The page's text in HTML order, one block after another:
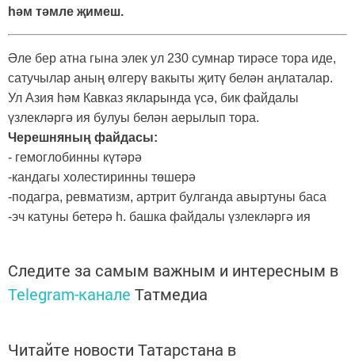
һәм тәмле җимеш.
Әле бер атна гына элек ул 230 сумнар тирәсе тора иде,
сатучылар аның өлгерү вакыты җитү белән аңлаталар.
Ул Азия һәм Кавказ якларында үсә, бик файдалы
үзлекләргә ия булуы белән аерылып тора.
Черешняның файдасы:
- гемоглобинны күтәрә
-кандагы холестиринны төшерә
-подагра, ревматизм, артрит булганда авыртуны баса
-эч катуны бетерә һ. башка файдалы үзлекләргә ия
Следите за самым важным и интересным в
Telegram-канале Татмедиа
Читайте новости Татарстана в